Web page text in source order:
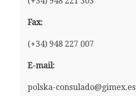
Fax:
(+34) 948 227 007
E-mail:
polska-consulado@gimex.es